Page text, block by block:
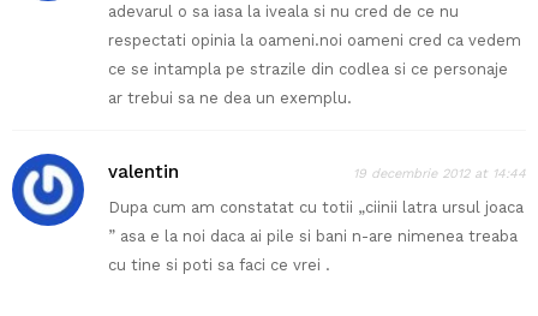
adevarul o sa iasa la iveala si nu cred de ce nu
respectati opinia la oameni.noi oameni cred ca vedem
ce se intampla pe strazile din codlea si ce personaje
ar trebui sa ne dea un exemplu.
valentin 19 decembrie 2012 at 14:44
Dupa cum am constatat cu totii „ciinii latra ursul joaca
” asa e la noi daca ai pile si bani n-are nimenea treaba
cu tine si poti sa faci ce vrei .